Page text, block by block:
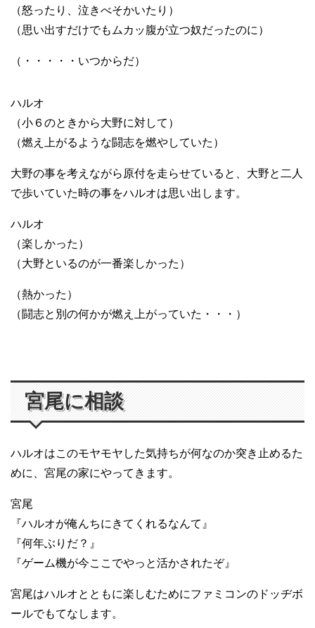
（怒ったり、泣きべそかいたり）
（思い出すだけでもムカッ腹が立つ奴だったのに）
（・・・・・いつからだ）
ハルオ
（小６のときから大野に対して）
（燃え上がるような闘志を燃やしていた）
大野の事を考えながら原付を走らせていると、大野と二人
で歩いていた時の事をハルオは思い出します。
ハルオ
（楽しかった）
（大野といるのが一番楽しかった）
（熱かった）
（闘志と別の何かが燃え上がっていた・・・）
宮尾に相談
ハルオはこのモヤモヤした気持ちが何なのか突き止めるた
めに、宮尾の家にやってきます。
宮尾
『ハルオが俺んちにきてくれるなんて』
『何年ぶりだ？』
『ゲーム機が今ここでやっと活かされたぞ』
宮尾はハルオとともに楽しむためにファミコンのドッヂボ
ールでもてなします。